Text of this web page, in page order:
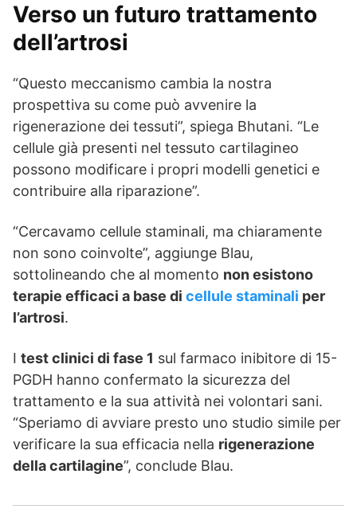
Verso un futuro trattamento
dell’artrosi
“Questo meccanismo cambia la nostra
prospettiva su come può avvenire la
rigenerazione dei tessuti”, spiega Bhutani. “Le
cellule già presenti nel tessuto cartilagineo
possono modificare i propri modelli genetici e
contribuire alla riparazione”.
“Cercavamo cellule staminali, ma chiaramente
non sono coinvolte”, aggiunge Blau,
sottolineando che al momento non esistono
terapie efficaci a base di cellule staminali per
l’artrosi.
I test clinici di fase 1 sul farmaco inibitore di 15-
PGDH hanno confermato la sicurezza del
trattamento e la sua attività nei volontari sani.
“Speriamo di avviare presto uno studio simile per
verificare la sua efficacia nella rigenerazione
della cartilagine”, conclude Blau.